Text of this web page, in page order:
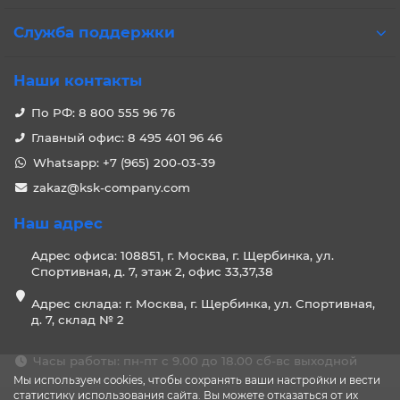
производителя
и удобство монтажа кабеля;
эффективная вентиляция кабеля;
вызывающих повреждения кабеля;
незначительная масса кабельной трассы;
может применяться в качестве соединителя для
Купить лоток проволочный от
компании «Ваш профиль»
Приобретение металлических проволочных лотков в
нашей компании выгодно по ряду причин:
монтажные изделия надежных производителей;
у нас более 30 типоразмеров лотков;
Мы используем cookies, чтобы сохранять ваши настройки и вести
статистику использования сайта. Вы можете отказаться от их
Служба поддержки
Наши контакты
По РФ: 8 800 555 96 76
Главный офис: 8 495 401 96 46
Whatsapp: +7 (965) 200-03-39
zakaz@ksk-company.com
Наш адрес
Адрес офиса: 108851, г. Москва, г. Щербинка, ул.
Спортивная, д. 7, этаж 2, офис 33,37,38
Адрес склада: г. Москва, г. Щербинка, ул. Спортивная,
д. 7, склад № 2
Часы работы: пн-пт с 9.00 до 18.00 сб-вс выходной